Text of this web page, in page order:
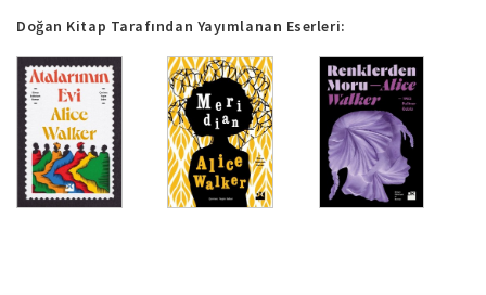
Doğan Kitap Tarafından Yayımlanan Eserleri: